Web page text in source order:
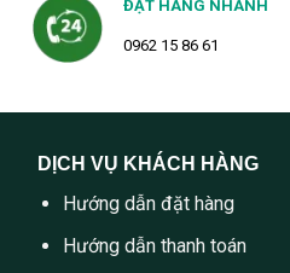
ĐẶT HÀNG NHANH
0962 15 86 61
DỊCH VỤ KHÁCH HÀNG
Hướng dẫn đặt hàng
Hướng dẫn thanh toán